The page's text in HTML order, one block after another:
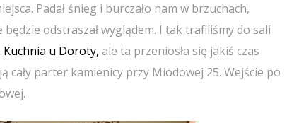
Padał śnieg i burczało nam w brzuchach,
odstraszał wyglądem. I tak trafiliśmy do sali
Kuchnia u Doroty, ale ta przeniosła się jakiś czas
parter kamienicy przy Miodowej 25. Wejście po